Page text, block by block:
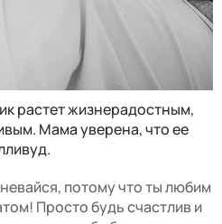
растет жизнерадостным,
Мама уверена, что ее
потому что ты любим
Просто будь счастлив и